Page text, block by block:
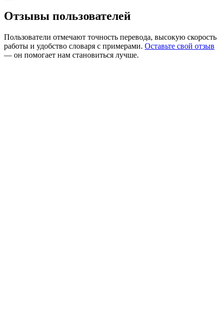
Отзывы пользователей
Пользователи отмечают точность перевода, высокую скорость
работы и удобство словаря с примерами. Оставьте свой отзыв
— он помогает нам становиться лучше.